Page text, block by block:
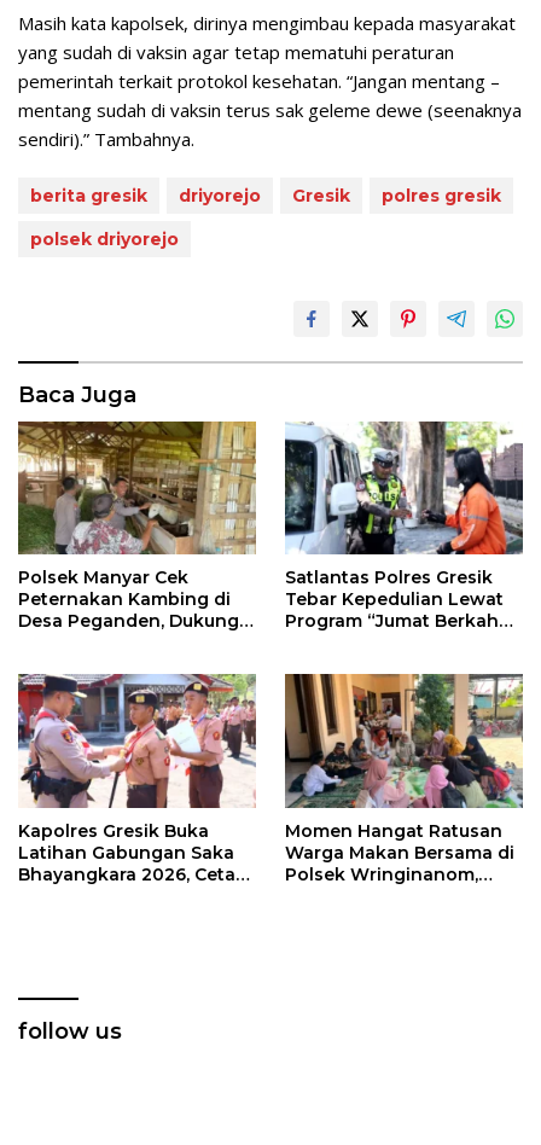
Masih kata kapolsek, dirinya mengimbau kepada masyarakat
yang sudah di vaksin agar tetap mematuhi peraturan
pemerintah terkait protokol kesehatan. “Jangan mentang –
mentang sudah di vaksin terus sak geleme dewe (seenaknya
sendiri).” Tambahnya.
berita gresik driyorejo Gresik
polres gresik
polsek driyorejo
Baca Juga
Polsek Manyar Cek
Peternakan Kambing di
Desa Peganden, Dukung
Satlantas Polres Gresik
Tebar Kepedulian Lewat
Program “Jumat Berkah
Kapolres Gresik Buka
Latihan Gabungan Saka
Bhayangkara 2026, Cetak
Momen Hangat Ratusan
Warga Makan Bersama di
Polsek Wringinanom,
follow us